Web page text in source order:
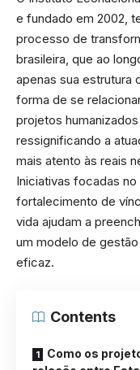
e fundado em 2002,
processo de
brasileira, que ao
apenas sua estrutura
forma de se
projetos
ressignificando a
mais atento às reais
Iniciativas focadas
fortalecimento de
vida ajudam a
um modelo de
eficaz.
Contents
Como os